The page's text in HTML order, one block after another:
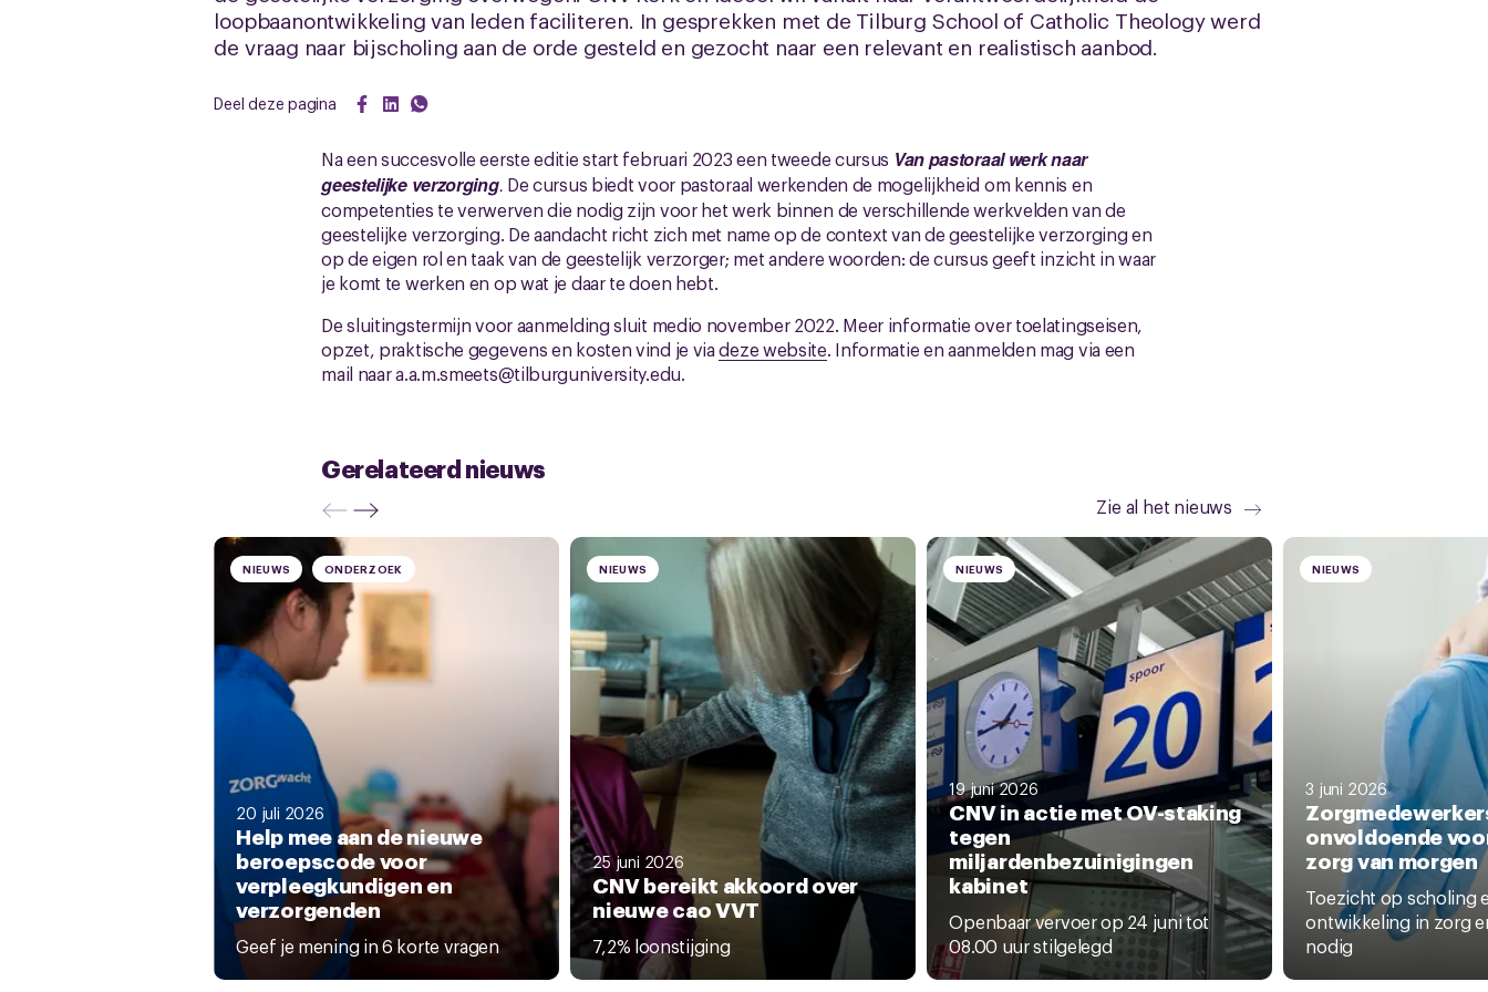
loopbaanontwikkeling van leden faciliteren. In gesprekken met de Tilburg School of Catholic Theology werd
de vraag naar bijscholing aan de orde gesteld en gezocht naar een relevant en realistisch aanbod.
Deel deze pagina
Na een succesvolle eerste editie start februari 2023 een tweede cursus Van pastoraal werk naar
geestelijke verzorging. De cursus biedt voor pastoraal werkenden de mogelijkheid om kennis en
competenties te verwerven die nodig zijn voor het werk binnen de verschillende werkvelden van de
geestelijke verzorging. De aandacht richt zich met name op de context van de geestelijke verzorging en
op de eigen rol en taak van de geestelijk verzorger; met andere woorden: de cursus geeft inzicht in waar
je komt te werken en op wat je daar te doen hebt.
De sluitingstermijn voor aanmelding sluit medio november 2022. Meer informatie over toelatingseisen,
opzet, praktische gegevens en kosten vind je viadeze website. Informatie en aanmelden mag via een
mail naar a.a.m.smeets@tilburguniversity.edu.
Gerelateerd nieuws
Zie al het nieuws
NIEUWS ONDERZOEK
20 juli 2026
Help mee aan de nieuwe
beroepscode voor
verpleegkundigen en
verzorgenden
Geef je mening in 6 korte vragen
NIEUWS
25 juni 2026
CNV bereikt akkoord over
nieuwe cao VVT
7,2% loonstijging
NIEUWS
19 juni 2026
CNV in actie met OV-staking
tegen
miljardenbezuinigingen
kabinet
Openbaar vervoer op 24 juni tot
08.00 uur stilgelegd
NIEUWS
3 juni 2026
onvoldoende
zorg van morgen
Toezicht op scholing
ontwikkeling in zorg
nodig